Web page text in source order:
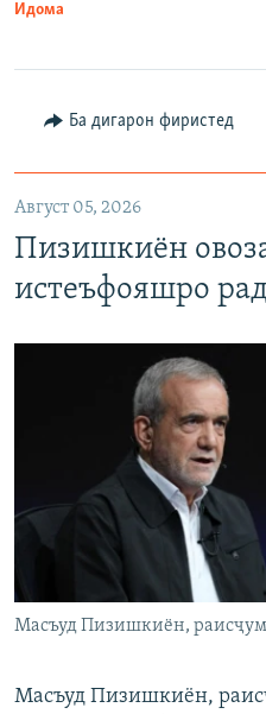
Идома
Ба дигарон фиристед
Август 05, 2026
Пизишкиён
истеъфояшро
Масъуд Пизишкиён,
Масъуд Пизишкиён,